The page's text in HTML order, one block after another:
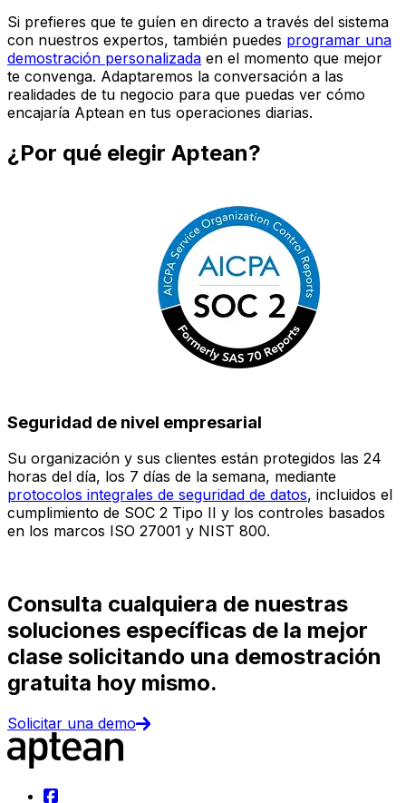
Si prefieres que te guíen en directo a través del sistema
con nuestros expertos, también puedes programar una
demostración personalizada en el momento que mejor
te convenga. Adaptaremos la conversación a las
realidades de tu negocio para que puedas ver cómo
encajaría Aptean en tus operaciones diarias.
¿Por qué elegir Aptean?
Seguridad de nivel empresarial
Su organización y sus clientes están protegidos las 24
horas del día, los 7 días de la semana, mediante
protocolos integrales de seguridad de datos, incluidos el
cumplimiento de SOC 2 Tipo II y los controles basados
en los marcos ISO 27001 y NIST 800.
Consulta cualquiera de nuestras
soluciones específicas de la mejor
clase solicitando una demostración
gratuita hoy mismo.
Solicitar una demo